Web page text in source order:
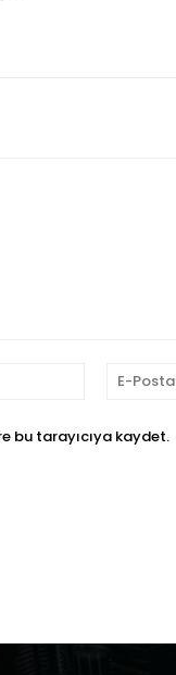
İsim:*
bu tarayıcıya kaydet.